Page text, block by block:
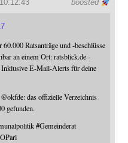
boosted
Ratsanträge und -beschlüsse
an einem Ort: ratsblick.de -
Inklusive E-Mail-Alerts für deine
@okfde: das offizielle Verzeichnis
gefunden.
#Gemeinderat
OParl